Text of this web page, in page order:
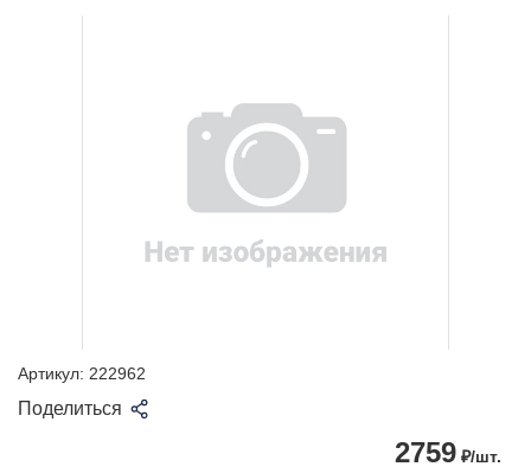
Артикул: 222962
Поделиться
2759 ₽/шт.